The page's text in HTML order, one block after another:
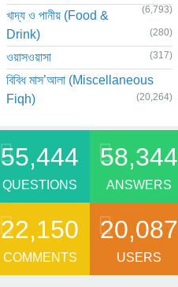
(6,793)
খাদ্য ও পানীয় (Food &
Drink)
(280)
ওয়াসওয়াসা (317)
বিবিধ মাস’আলা (Miscellaneous
Fiqh)
(20,264)
55,444
QUESTIONS
58,344
ANSWERS
22,150
COMMENTS
20,087
USERS